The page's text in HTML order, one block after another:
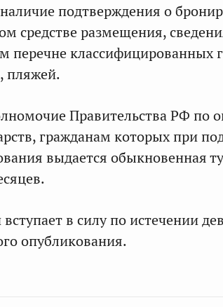
подтверждения о
средстве размещения,
перечне классифицированных
пляжей.
Правительства РФ по
гражданам которых при
выдается обыкновенная
в силу по истечении
опубликования.